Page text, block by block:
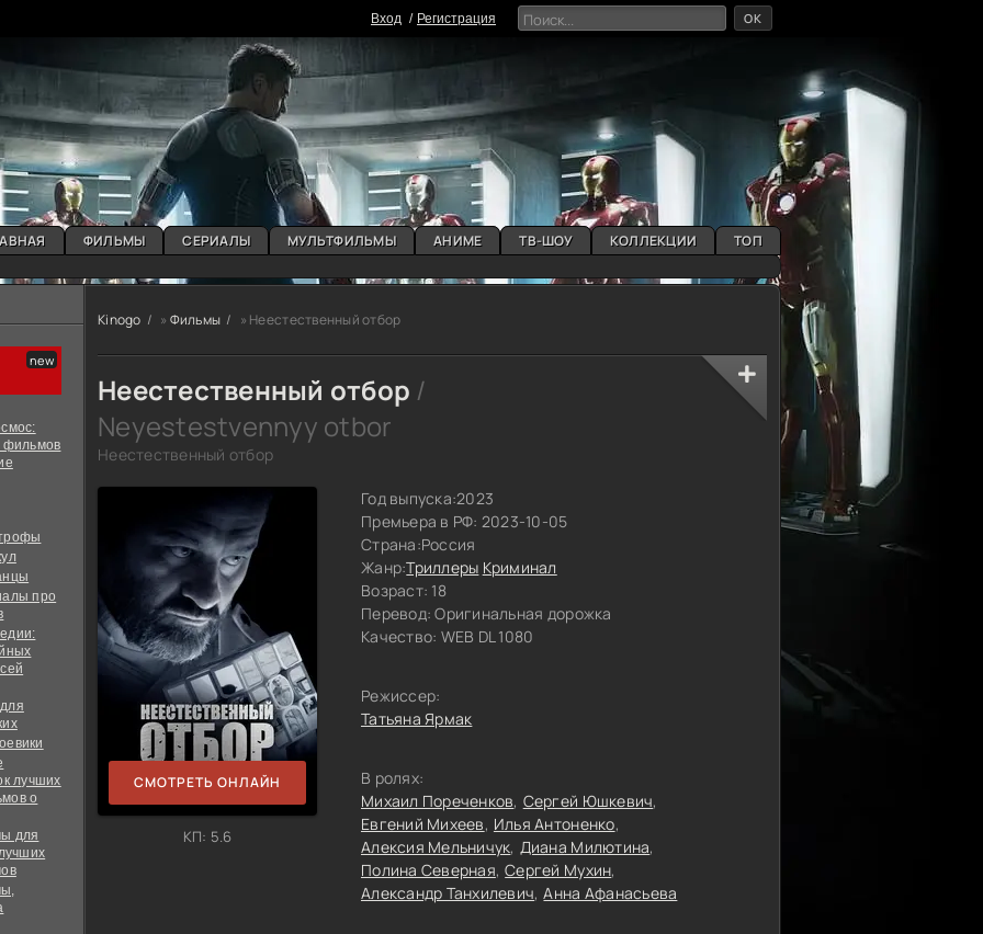
Вxoд Регистрация OK
ФИЛЬМЫ СЕРИАЛЫ МУЛЬТФИЛЬМЫ АНИМЕ ТВ-ШОУ КОЛЛЕКЦИИ ТОП
фильмов
про
лучших
о
для
Kinogo » Фильмы » Неестественный отбор
Неестественный отбор /
Neyestestvennyy otbor
Неестественный отбор
СМОТРЕТЬ ОНЛАЙН
КП: 5.6
Год выпуска:2023
Премьера в РФ: 2023-10-05
Страна:Россия
Жанр:Триллеры Криминал
Возраст: 18
Перевод:Оригинальная дорожка
Качество: WEB DL 1080
Режиссер:
Татьяна Ярмак
В ролях:
Михаил Пореченков Сергей Юшкевич
Евгений Михеев Илья Антоненко
Алексия Мельничук Диана Милютина
Полина Северная Сергей Мухин
Александр Танхилевич Анна Афанасьева